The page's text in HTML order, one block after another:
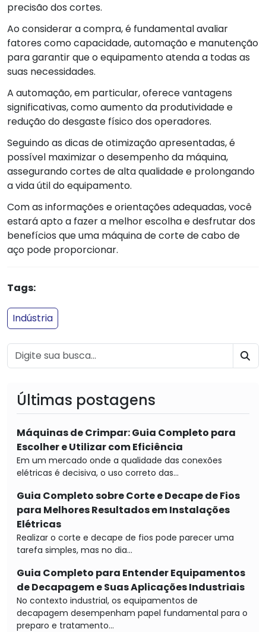
precisão dos cortes.
Ao considerar a compra, é fundamental avaliar
fatores como capacidade, automação e manutenção
para garantir que o equipamento atenda a todas as
suas necessidades.
A automação, em particular, oferece vantagens
significativas, como aumento da produtividade e
redução do desgaste físico dos operadores.
Seguindo as dicas de otimização apresentadas, é
possível maximizar o desempenho da máquina,
assegurando cortes de alta qualidade e prolongando
a vida útil do equipamento.
Com as informações e orientações adequadas, você
estará apto a fazer a melhor escolha e desfrutar dos
benefícios que uma máquina de corte de cabo de
aço pode proporcionar.
Tags:
Indústria
Últimas postagens
Máquinas de Crimpar: Guia Completo para
Escolher e Utilizar com Eficiência
Em um mercado onde a qualidade das conexões
elétricas é decisiva, o uso correto das...
Guia Completo sobre Corte e Decape de Fios
para Melhores Resultados em Instalações
Elétricas
Realizar o corte e decape de fios pode parecer uma
tarefa simples, mas no dia...
Guia Completo para Entender Equipamentos
de Decapagem e Suas Aplicações Industriais
No contexto industrial, os equipamentos de
decapagem desempenham papel fundamental para o
preparo e tratamento...